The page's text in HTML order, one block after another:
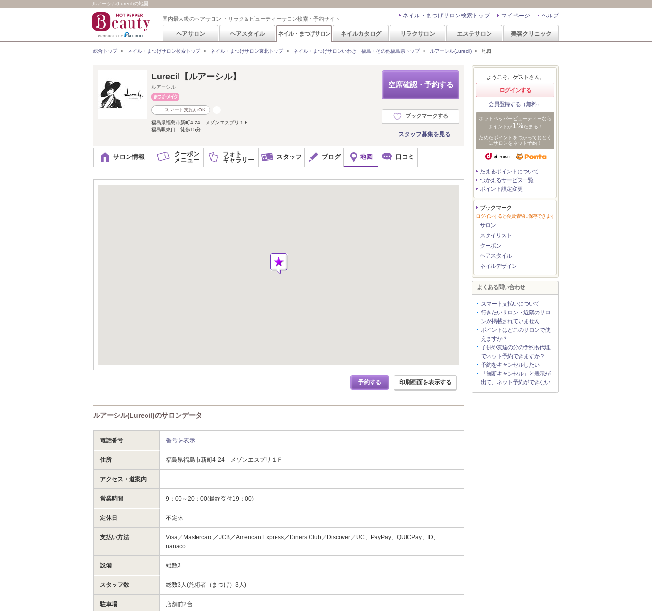
ルアーシル(Lurecil)の地図
国内最大級のヘアサロン ・リラク＆ビューティーサロン検索・予約サイト ヘルプ
マイページ
ネイル・まつげサロン検索トップ
ヘアサロン ヘアスタイル ネイル・まつげサロン ネイルカタログ リラクサロン エステサロン 美容クリニック
総合トップ> ネイル・まつげサロン検索トップ> ネイル・まつげサロン東北トップ> ネイル・まつげサロンいわき・福島・その他福島県トップ> ルアーシル(Lurecil) > 地図
空席確認・予約する
ブックマークする
スタッフ募集を見る
Lurecil【ルアーシル】
ルアーシル
スマート支払いOK
福島県福島市新町4-24 メゾンエスプリ１Ｆ
福島駅東口 徒歩15分
サロン情報
クーポン
メニュー
フォト
ギャラリー
スタッフ ブログ 地図 口コミ
予約する 印刷画面を表示する
ルアーシル(Lurecil)のサロンデータ
電話番号 番号を表示
住所 福島県福島市新町4-24 メゾンエスプリ１Ｆ
アクセス・道案内
営業時間 9：00～20：00(最終受付19：00)
定休日 不定休
支払い方法
Visa／Mastercard／JCB／American Express／Diners Club／Discover／UC、PayPay、QUICPay、ID、
nanaco
設備 総数3
スタッフ数 総数3人(施術者（まつげ）3人)
駐車場 店舗前2台
ようこそ、ゲストさん。
ログインする
会員登録する（無料）
ホットペッパービューティーなら
ポイントが1%たまる！
ためたポイントをつかっておとく
にサロンをネット予約！
たまるポイントについて
つかえるサービス一覧
ポイント設定変更
ブックマーク
ログインすると会員情報に保存できます
サロン
スタイリスト
クーポン
ヘアスタイル
ネイルデザイン
よくある問い合わせ
スマート支払いについて
行きたいサロン・近隣のサロ
ンが掲載されていません
ポイントはどこのサロンで使
えますか？
子供や友達の分の予約も代理
でネット予約できますか？
予約をキャンセルしたい
「無断キャンセル」と表示が
出て、ネット予約ができない